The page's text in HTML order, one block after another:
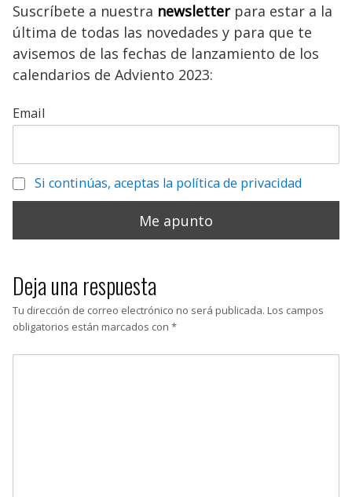
Suscríbete a nuestra newsletterpara estar a la
última de todas las novedades y para que te
avisemos de las fechas de lanzamiento de los
calendarios de Adviento 2023:
Email
Si continúas, aceptas la política de privacidad
Deja una respuesta
Tu dirección de correo electrónico no será publicada. Los campos
obligatorios están marcados con *